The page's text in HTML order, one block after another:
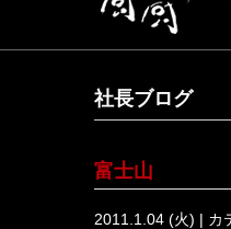
社長ブログ
富士山
2011.1.04 (火) | カ